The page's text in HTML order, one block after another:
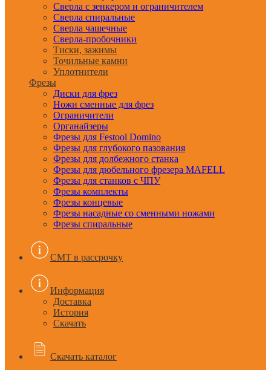
Сверла с зенкером и ограничителем
Сверла спиральные
Сверла чашечные
Сверла-пробочники
Тиски, зажимы
Точильные камни
Уплотнители
Фрезы
Диски для фрез
Ножи сменные для фрез
Ограничители
Органайзеры
Фрезы для Festool Domino
Фрезы для глубокого пазования
Фрезы для долбежного станка
Фрезы для дюбельного фрезера MAFELL
Фрезы для станков с ЧПУ
Фрезы комплекты
Фрезы концевые
Фрезы насадные со сменными ножами
Фрезы спиральные
CMT в рассрочку
Информация
Доставка
История
Скачать
Скачать каталог